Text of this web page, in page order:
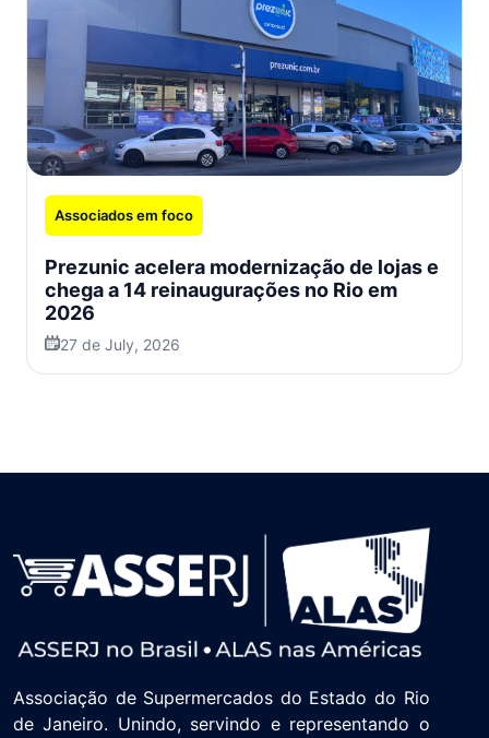
Associados em foco
Prezunic acelera modernização de lojas e
chega a 14 reinaugurações no Rio em
2026
27 de July, 2026
Associação de Supermercados do Estado do Rio
de Janeiro. Unindo, servindo e representando o